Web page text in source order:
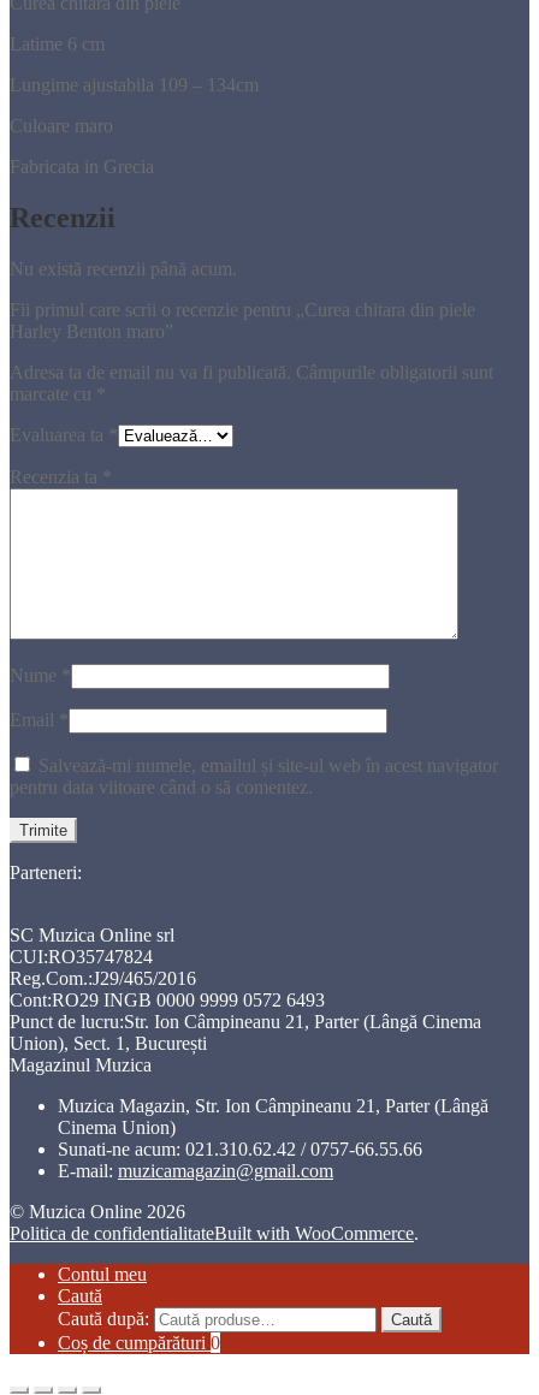
Latime 6 cm
Lungime ajustabila 109 – 134cm
Culoare maro
Fabricata in Grecia
Recenzii
Nu există recenzii până acum.
Fii primul care scrii o recenzie pentru „Curea chitara din piele
Harley Benton maro”
Adresa ta de email nu va fi publicată. Câmpurile obligatorii sunt
marcate cu *
Evaluarea ta *
Recenzia ta *
Nume *
Email *
Salvează-mi numele, emailul și site-ul web în acest navigator
pentru data viitoare când o să comentez.
Parteneri:
SC Muzica Online srl
CUI:RO35747824
Reg.Com.:J29/465/2016
Cont:RO29 INGB 0000 9999 0572 6493
Punct de lucru:Str. Ion Câmpineanu 21, Parter (Lângă Cinema
Union), Sect. 1, București
Magazinul Muzica
Muzica Magazin, Str. Ion Câmpineanu 21, Parter (Lângă
Cinema Union)
Sunati-ne acum: 021.310.62.42 / 0757-66.55.66
E-mail: muzicamagazin@gmail.com
© Muzica Online 2026
Politica de confidentialitateBuilt with WooCommerce.
Contul meu
Caută
Caută după:
Caută
Coș de cumpărături 0